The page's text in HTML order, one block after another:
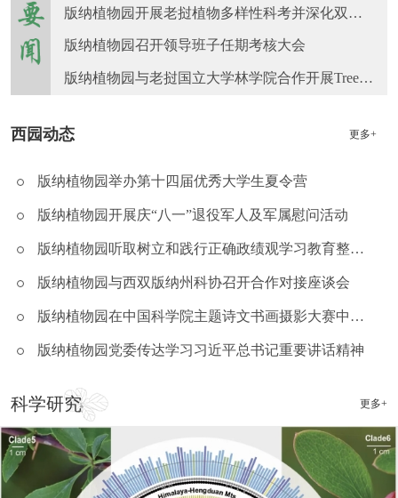
版纳植物园开展老挝植物多样性科考并深化双边合作
版纳植物园召开领导班子任期考核大会
版纳植物园与老挝国立大学林学院合作开展TreeNet野外调查
西园动态 更多+
版纳植物园举办第十四届优秀大学生夏令营
版纳植物园开展庆“八一”退役军人及军属慰问活动
版纳植物园听取树立和践行正确政绩观学习教育整改情况汇报并审议销号
版纳植物园与西双版纳州科协召开合作对接座谈会
版纳植物园在中国科学院主题诗文书画摄影大赛中获奖
版纳植物园党委传达学习习近平总书记重要讲话精神
科学研究 更多+